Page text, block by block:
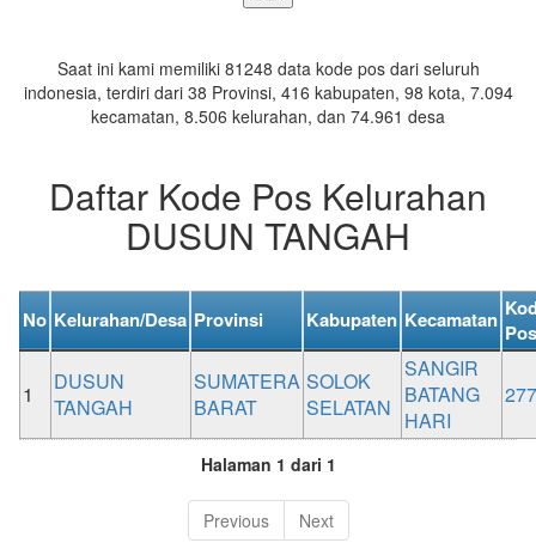
Saat ini kami memiliki 81248 data kode pos dari seluruh
indonesia, terdiri dari 38 Provinsi, 416 kabupaten, 98 kota, 7.094
kecamatan, 8.506 kelurahan, dan 74.961 desa
Daftar Kode Pos Kelurahan
DUSUN TANGAH
No Kelurahan/Desa Provinsi Kabupaten Kecamatan Pos
1
DUSUN
TANGAH
SUMATERA
BARAT
SOLOK
SELATAN
SANGIR
BATANG
HARI
Halaman 1 dari 1
Previous Next